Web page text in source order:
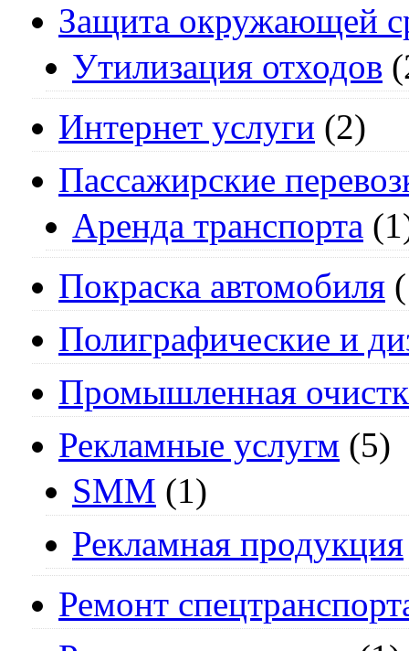
Защита окружающей
Утилизация отходов
Интернет услуги (2)
Пассажирские
Аренда транспорта
Покраска автомобиля
Полиграфические и
Промышленная
Рекламные услугм (5)
SMM (1)
Рекламная продукция
Ремонт